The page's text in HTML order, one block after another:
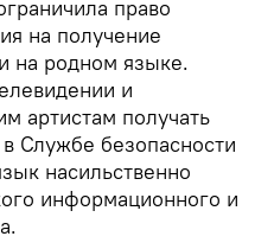
право
на получение
на родном языке.
и
артистам получать
Службе безопасности
насильственно
информационного и